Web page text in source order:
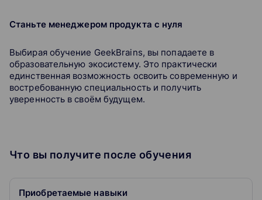
Станьте менеджером продукта с нуля
Выбирая обучение GeekBrains, вы попадаете в
образовательную экосистему. Это практически
единственная возможность освоить современную и
востребованную специальность и получить
уверенность в своём будущем.
Что вы получите после обучения
Приобретаемые навыки